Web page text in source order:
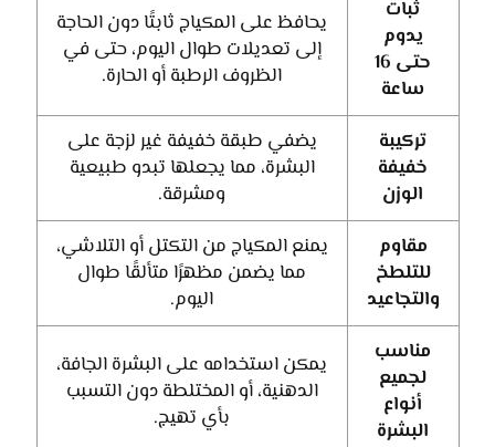
ثبات
يدوم
حتى 16
ساعة
يحافظ على المكياج ثابتًا دون الحاجة
إلى تعديلات طوال اليوم، حتى في
الظروف الرطبة أو الحارة.
تركيبة
خفيفة
الوزن
يضفي طبقة خفيفة غير لزجة على
البشرة، مما يجعلها تبدو طبيعية
ومشرقة.
مقاوم
للتلطخ
والتجاعيد
يمنع المكياج من التكتل أو التلاشي،
مما يضمن مظهرًا متألقًا طوال
اليوم.
مناسب
لجميع
أنواع
البشرة
يمكن استخدامه على البشرة الجافة،
الدهنية، أو المختلطة دون التسبب
بأي تهيج.